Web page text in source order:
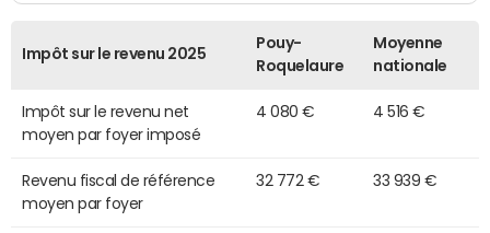
Impôt sur le revenu 2025
Pouy-
Roquelaure
Moyenne
nationale
Impôt sur le revenu net
moyen par foyer imposé
4 080 € 4 516 €
Revenu fiscal de référence
moyen par foyer
32 772 € 33 939 €